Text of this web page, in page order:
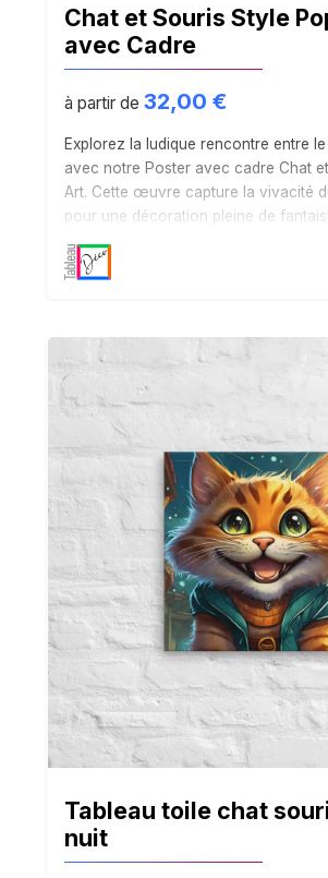
Chat et Souris Style
avec Cadre
à partir de 32,00 €
Explorez la ludique rencontre entre
avec notre Poster avec cadre Chat
Art. Cette œuvre capture la vivacité
pour une décoration pleine de
Tableau toile chat
nuit